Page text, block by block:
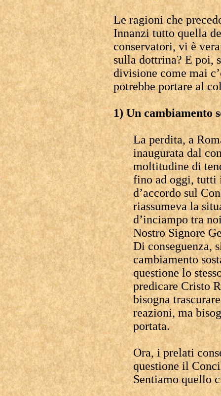
Le ragioni che
Innanzi tutto quella
conservatori, vi è
sulla dottrina? E poi,
divisione come mai
potrebbe portare al
1) Un cambiamento
La perdita, a
inaugurata dal
moltitudine di
fino ad oggi, tutti
d’accordo sul
riassumeva la
d’inciampo tra
Nostro Signore
Di conseguenza,
cambiamento
questione lo
predicare Cristo
bisogna
reazioni, ma
portata.
Ora, i prelati
questione il
Sentiamo quello